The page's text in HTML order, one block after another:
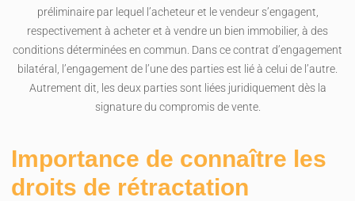
préliminaire par lequel l’acheteur et le vendeur s’engagent,
respectivement à acheter et à vendre un bien immobilier, à des
conditions déterminées en commun. Dans ce contrat d’engagement
bilatéral, l’engagement de l’une des parties est lié à celui de l’autre.
Autrement dit, les deux parties sont liées juridiquement dès la
signature du compromis de vente.
Importance de connaître les
droits de rétractation